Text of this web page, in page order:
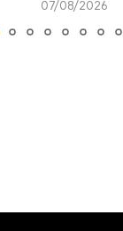
07/08/2026